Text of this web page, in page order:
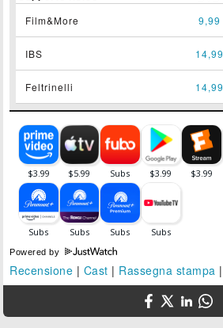
Film&More 9,99
IBS 14,99
Feltrinelli 14,99
Powered by
Recensione | Cast | Rassegna stampa |